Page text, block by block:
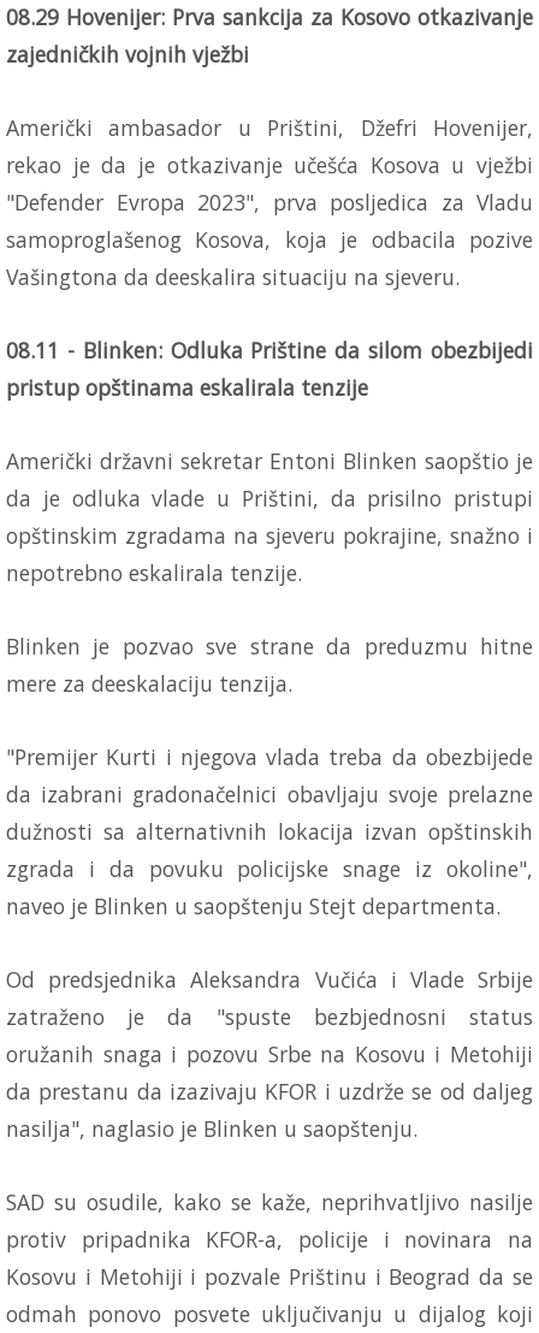
08.29 Hovenijer: Prva sankcija za Kosovo otkazivanje
zajedničkih vojnih vježbi
Američki ambasador u Prištini, Džefri Hovenijer,
rekao je da je otkazivanje učešća Kosova u vježbi
"Defender Evropa 2023", prva posljedica za Vladu
samoproglašenog Kosova, koja je odbacila pozive
Vašingtona da deeskalira situaciju na sjeveru.
08.11 - Blinken: Odluka Prištine da silom obezbijedi
pristup opštinama eskalirala tenzije
Američki državni sekretar Entoni Blinken saopštio je
da je odluka vlade u Prištini, da prisilno pristupi
opštinskim zgradama na sjeveru pokrajine, snažno i
nepotrebno eskalirala tenzije.
Blinken je pozvao sve strane da preduzmu hitne
mere za deeskalaciju tenzija.
"Premijer Kurti i njegova vlada treba da obezbijede
da izabrani gradonačelnici obavljaju svoje prelazne
dužnosti sa alternativnih lokacija izvan opštinskih
zgrada i da povuku policijske snage iz okoline",
naveo je Blinken u saopštenju Stejt departmenta.
Od predsjednika Aleksandra Vučića i Vlade Srbije
zatraženo je da "spuste bezbjednosni status
oružanih snaga i pozovu Srbe na Kosovu i Metohiji
da prestanu da izazivaju KFOR i uzdrže se od daljeg
nasilja", naglasio je Blinken u saopštenju.
SAD su osudile, kako se kaže, neprihvatljivo nasilje
protiv pripadnika KFOR-a, policije i novinara na
Kosovu i Metohiji i pozvale Prištinu i Beograd da se
odmah ponovo posvete uključivanju u dijalog koji